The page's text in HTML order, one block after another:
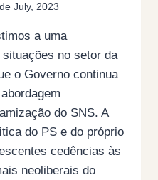
July, 2023
a uma
no setor da
o Governo continua
do SNS. A
do PS e do próprio
cedências às
neoliberais do